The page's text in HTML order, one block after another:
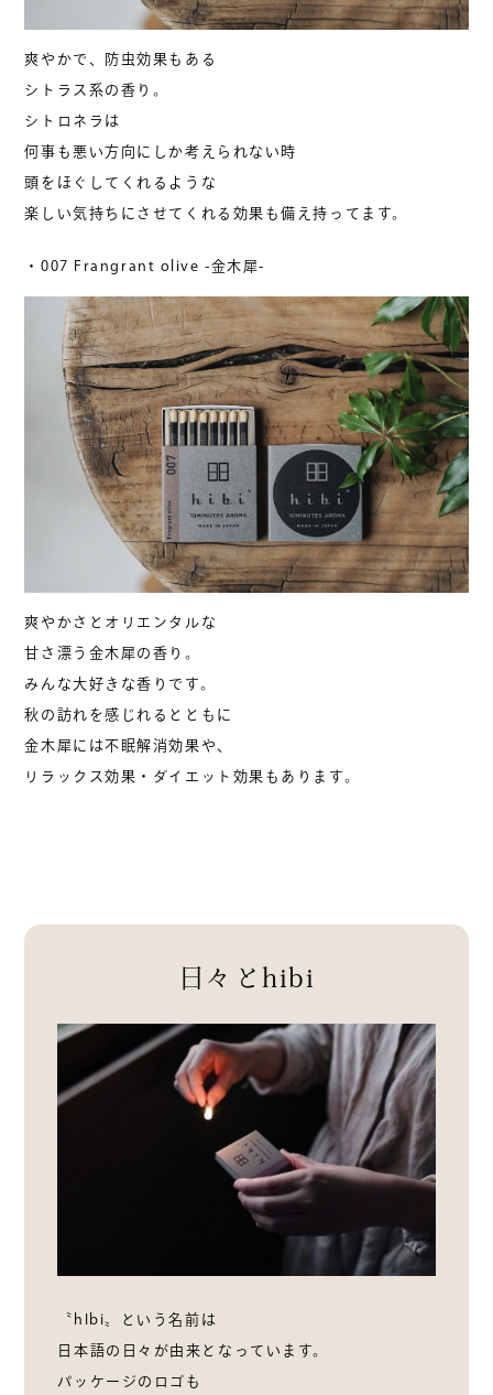
爽やかで、防虫効果もある
シトラス系の香り。
シトロネラは
何事も悪い方向にしか考えられない時
頭をほぐしてくれるような
楽しい気持ちにさせてくれる効果も備え持ってます。
・007 Frangrant olive -金木犀-
爽やかさとオリエンタルな
甘さ漂う金木犀の香り。
みんな大好きな香りです。
秋の訪れを感じれるとともに
金木犀には不眠解消効果や、
リラックス効果・ダイエット効果もあります。
日々とhibi
〝hIbi〟という名前は
日本語の日々が由来となっています。
パッケージのロゴも